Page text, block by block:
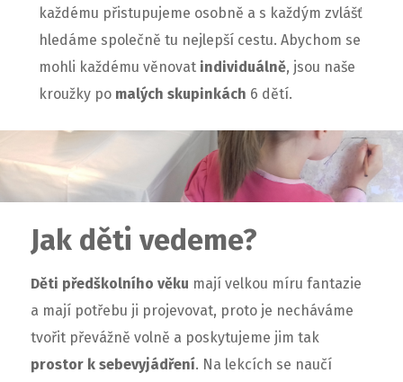
každému přistupujeme osobně a s každým zvlášť
hledáme společně tu nejlepší cestu. Abychom se
mohli každému věnovat individuálně, jsou naše
kroužky po malých skupinkách 6 dětí.
Jak děti vedeme?
Děti předškolního věku mají velkou míru fantazie
a mají potřebu ji projevovat, proto je necháváme
tvořit převážně volně a poskytujeme jim tak
prostor k sebevyjádření. Na lekcích se naučí